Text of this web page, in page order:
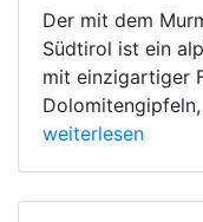
Der mit dem
Südtirol ist ein
mit einzigartiger
Dolomitengipfeln,
weiterlesen